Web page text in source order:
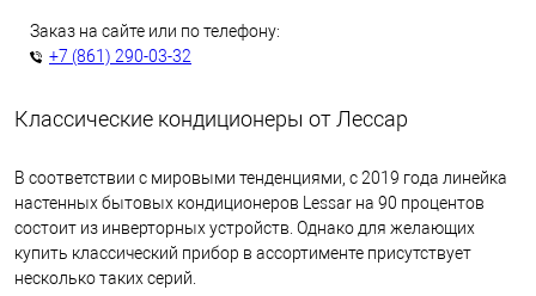
Заказ на сайте или по телефону:
+7 (861) 290-03-32
Классические кондиционеры от Лессар
В соответствии с мировыми тенденциями, с 2019 года линейка
настенных бытовых кондиционеров Lessar на 90 процентов
состоит из инверторных устройств. Однако для желающих
купить классический прибор в ассортименте присутствует
несколько таких серий.